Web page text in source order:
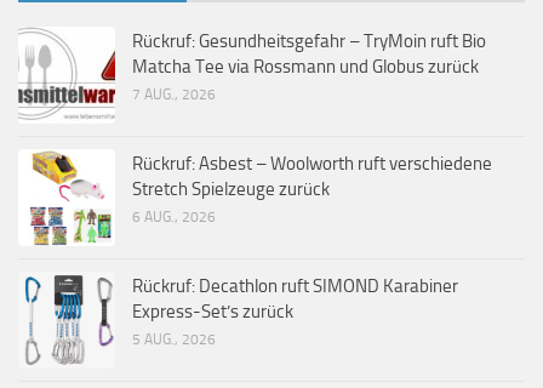
Rückruf: Gesundheitsgefahr – TryMoin ruft Bio
Matcha Tee via Rossmann und Globus zurück
7 AUG., 2026
Rückruf: Asbest – Woolworth ruft verschiedene
Stretch Spielzeuge zurück
6 AUG., 2026
Rückruf: Decathlon ruft SIMOND Karabiner
Express-Set’s zurück
5 AUG., 2026